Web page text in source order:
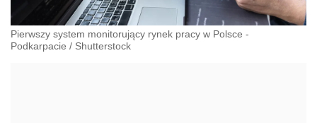
Pierwszy system monitorujący rynek pracy w Polsce -
Podkarpacie / Shutterstock